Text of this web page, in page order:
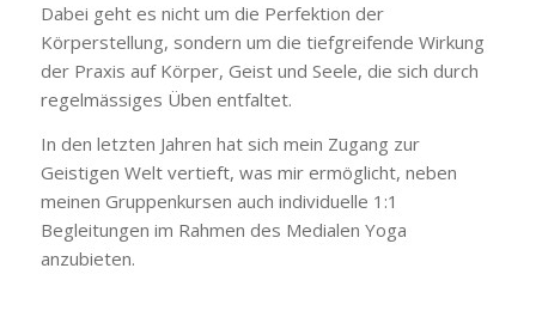
Dabei geht es nicht um die Perfektion der
Körperstellung, sondern um die tiefgreifende Wirkung
der Praxis auf Körper, Geist und Seele, die sich durch
regelmässiges Üben entfaltet.
In den letzten Jahren hat sich mein Zugang zur
Geistigen Welt vertieft, was mir ermöglicht, neben
meinen Gruppenkursen auch individuelle 1:1
Begleitungen im Rahmen des Medialen Yoga
anzubieten.